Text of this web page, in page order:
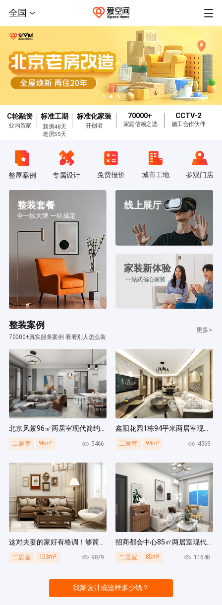
全国
C轮融资
业内首家
标准工期
新房48天
老房55天
标准化家装
开创者
70000+
家庭信赖之选
CCTV-2
施工合作伙伴
整屋案例 专属设计 免费报价 城市工地 参观门店
整装套餐
全一线大牌 一站搞定
线上展厅
家装新体验
一站式省心家装
整装案例
70000+真实服务案例 看看别人怎么装
更多>
北京风景96㎡两居室现代简约风装修案例
二居室 96m² 5466
鑫阳花园1栋94平米两居室现代简约风装修案例
二居室 94m² 4569
这对夫妻的家好有格调！够简洁还复古，好打扫卫生太贴心~
二居室 103m² 9879
招商都会中心85㎡两居室现代简约风装修案例
二居室 85m² 11648
我家设计成这样多少钱？